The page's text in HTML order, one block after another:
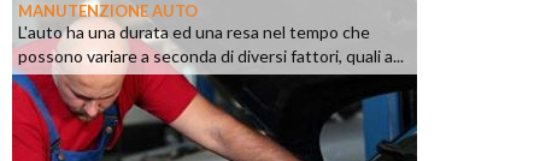
MANUTENZIONE AUTO
L'auto ha una durata ed una resa nel tempo che
possono variare a seconda di diversi fattori, quali a...